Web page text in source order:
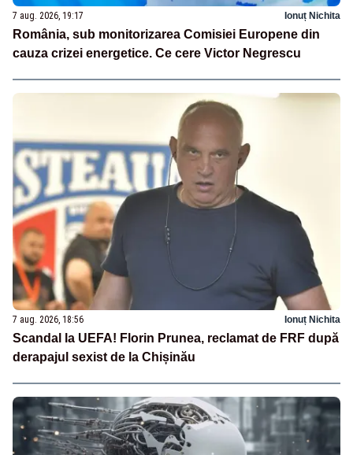
7 aug. 2026, 19:17 Ionuț Nichita
România, sub monitorizarea Comisiei Europene din
cauza crizei energetice. Ce cere Victor Negrescu
7 aug. 2026, 18:56 Ionuț Nichita
Scandal la UEFA! Florin Prunea, reclamat de FRF după
derapajul sexist de la Chișinău